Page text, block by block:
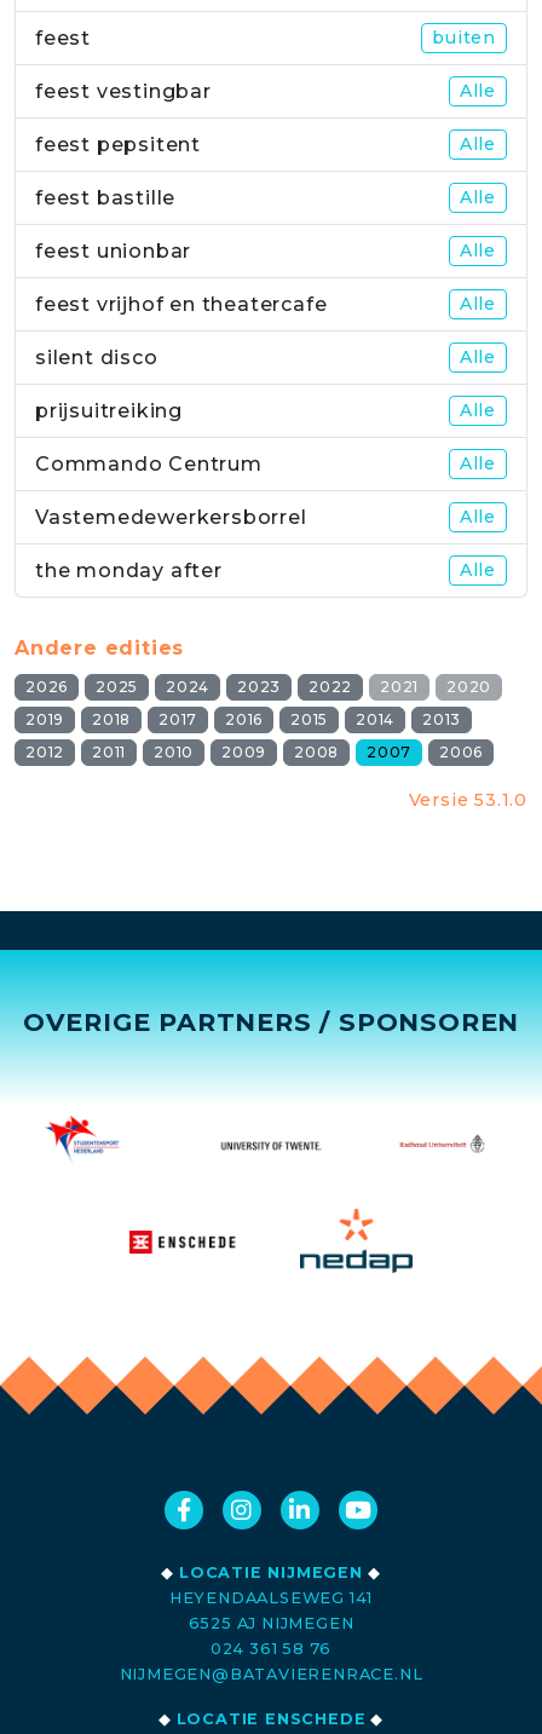
feest buiten
feest vestingbar Alle
feest pepsitent Alle
feest bastille Alle
feest unionbar Alle
feest vrijhof en theatercafe Alle
silent disco Alle
prijsuitreiking Alle
Commando Centrum Alle
Vastemedewerkersborrel Alle
the monday after Alle
Andere edities
2026 2025 2024 2023 2022 2021
2020
2019
2018 2017 2016 2015 2014
2013
2012
2011 2010 2009 2008 2007 2006
Versie 53.1.0
OVERIGE PARTNERS / SPONSOREN
◆ LOCATIE NIJMEGEN ◆
HEYENDAALSEWEG 141
6525 AJ NIJMEGEN
024 361 58 76
NIJMEGEN@BATAVIERENRACE.NL
◆ LOCATIE ENSCHEDE ◆